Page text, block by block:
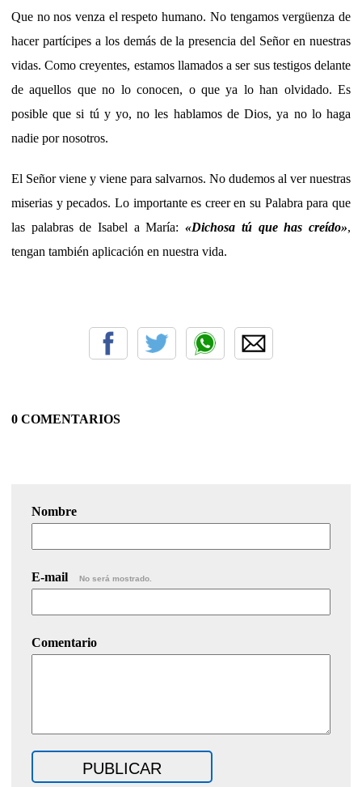
Que no nos venza el respeto humano. No tengamos vergüenza de
hacer partícipes a los demás de la presencia del Señor en nuestras
vidas. Como creyentes, estamos llamados a ser sus testigos delante
de aquellos que no lo conocen, o que ya lo han olvidado. Es
posible que si tú y yo, no les hablamos de Dios, ya no lo haga
nadie por nosotros.
El Señor viene y viene para salvarnos. No dudemos al ver nuestras
miserias y pecados. Lo importante es creer en su Palabra para que
las palabras de Isabel a María:«Dichosa tú que has creído»,
tengan también aplicación en nuestra vida.
0 COMENTARIOS
Nombre
E-mail No será mostrado.
Comentario